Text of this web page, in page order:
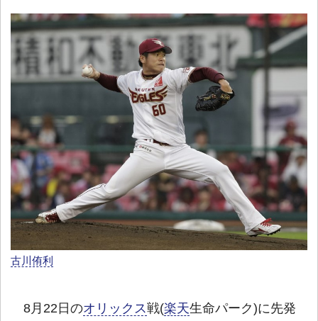
古川侑利
8月22日のオリックス戦(楽天生命パーク)に先発